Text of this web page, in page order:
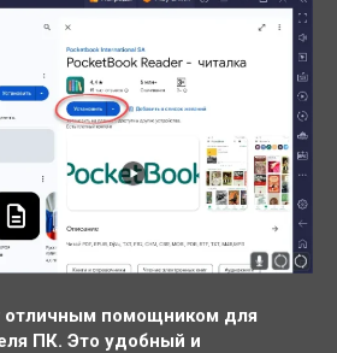
отличным помощником для
ПК. Это удобный и